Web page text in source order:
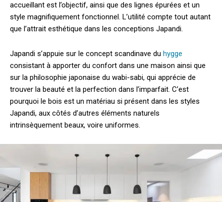
accueillant est l’objectif, ainsi que des lignes épurées et un
style magnifiquement fonctionnel. L’utilité compte tout autant
que l’attrait esthétique dans les conceptions Japandi.
Japandi s’appuie sur le concept scandinave du hygge
consistant à apporter du confort dans une maison ainsi que
sur la philosophie japonaise du wabi-sabi, qui apprécie de
trouver la beauté et la perfection dans l’imparfait. C’est
pourquoi le bois est un matériau si présent dans les styles
Japandi, aux côtés d’autres éléments naturels
intrinsèquement beaux, voire uniformes.